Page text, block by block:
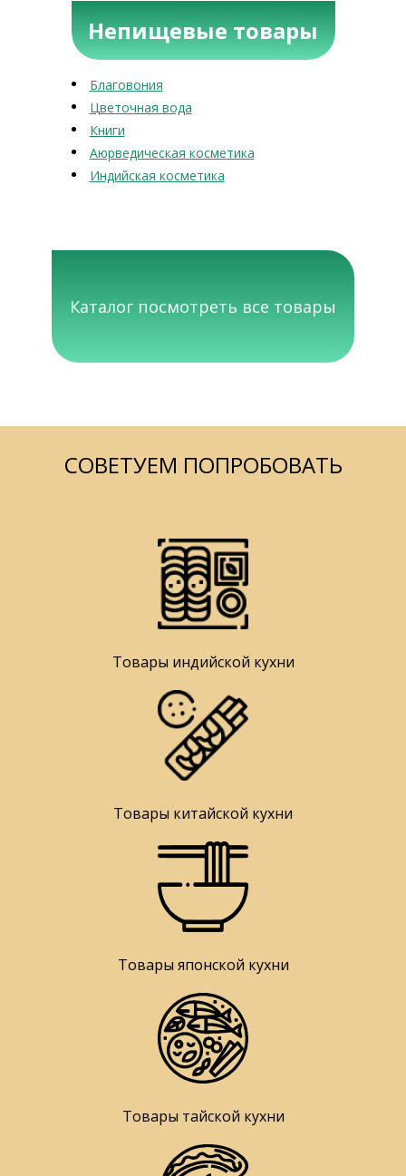
Непищевые товары
Благовония
Цветочная вода
Книги
Аюрведическая косметика
Индийская косметика
Каталог посмотреть все товары
СОВЕТУЕМ ПОПРОБОВАТЬ
Товары индийской кухни
Товары китайской кухни
Товары японской кухни
Товары тайской кухни